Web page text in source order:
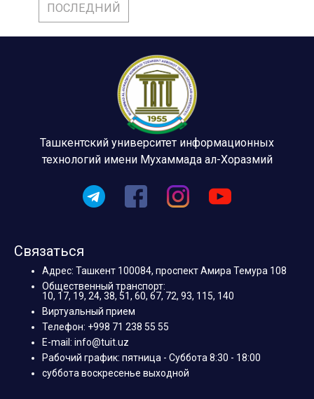
ПОСЛЕДНИЙ
Ташкентский университет информационных
технологий имени Мухаммада ал-Хоразмий
Связаться
Адрес: Ташкент 100084, проспект Амира Темура 108
Общественный транспорт:
10, 17, 19, 24, 38, 51, 60, 67, 72, 93, 115, 140
Виртуальный прием
Телефон: +998 71 238 55 55
E-mail: info@tuit.uz
Рабочий график: пятница - Суббота 8:30 - 18:00
суббота воскресенье выходной